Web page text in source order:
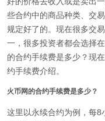
些合约中的商品种类、交
规定好了的。现在很多交
一，很多投资者都会选择
的合约手续费是多少？现
约手续费介绍。
火币网的合约手续费是多少？
这里以永续合约为例，每